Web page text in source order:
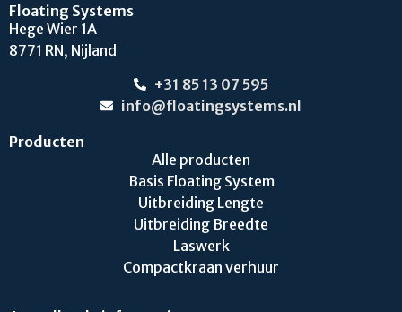
Floating Systems
Hege Wier 1A
8771 RN, Nijland
+31 85 13 07 595
info@floatingsystems.nl
Producten
Alle producten
Basis Floating System
Uitbreiding Lengte
Uitbreiding Breedte
Laswerk
Compactkraan verhuur